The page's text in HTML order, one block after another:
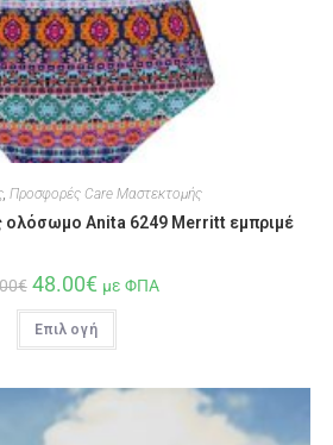
, Προσφορές Care Μαστεκτομής
ολόσωμο Anita 6249 Merritt εμπριμέ
€ 48.00€ με ΦΠΑ
Επιλογή